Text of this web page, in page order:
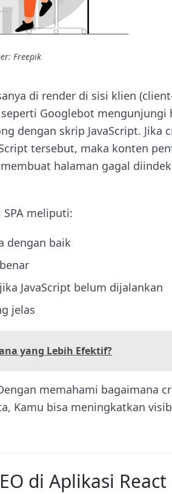
Freepik
di render di sisi klien
Googlebot mengunjungi
dengan skrip JavaScript. Jika
tersebut, maka konten
halaman gagal
meliputi:
dengan baik
JavaScript belum dijalankan
jelas
yang Lebih Efektif?
memahami bagaimana
Kamu bisa meningkatkan
di Aplikasi React